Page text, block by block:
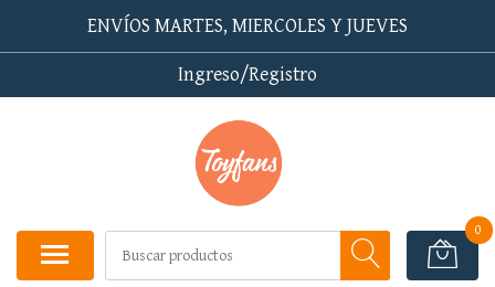
ENVÍOS MARTES, MIERCOLES Y JUEVES
Ingreso/Registro
0